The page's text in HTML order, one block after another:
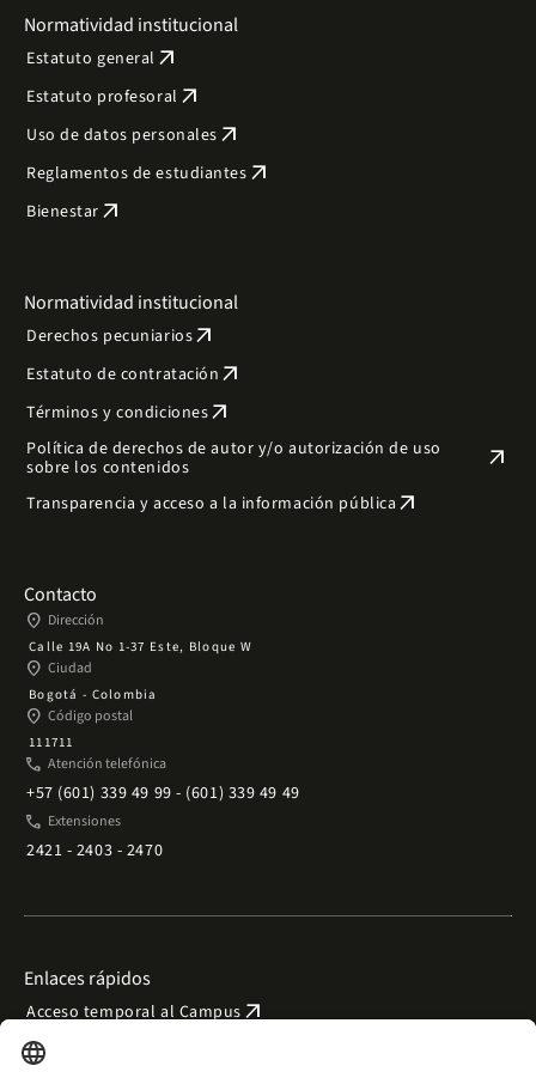
jerarquía colonial se correlaciona -en las primeras
décadas del siglo XXI- con un menor PIB per cápita
pobreza, menor acceso a la propiedad y mayor
desigualdad de la tierra.
Normatividad institucional
Estatuto general arrow_outward
Estatuto profesoral arrow_outward
Uso de datos personales arrow_outward
Reglamentos de estudiantes arrow_outward
Bienestar arrow_outward
Normatividad institucional
Derechos pecuniariosarrow_outward
Estatuto de contratación arrow_outward
Términos y condicionesarrow_outward
Política de derechos de autor y/o autorización de uso
sobre los contenidos
arrow_outward
Transparencia y acceso a la información pública arrow_outward
Contacto
place Dirección
Calle 19A No 1-37 Este, Bloque W
place Ciudad
Bogotá - Colombia
place Código postal
111711
phone Atención telefónica
+57 (601) 339 49 99 - (601) 339 49 49
phone Extensiones
2421 - 2403 - 2470
Enlaces rápidos
Acceso temporal al Campusarrow_outward
Trabaje con nosotros